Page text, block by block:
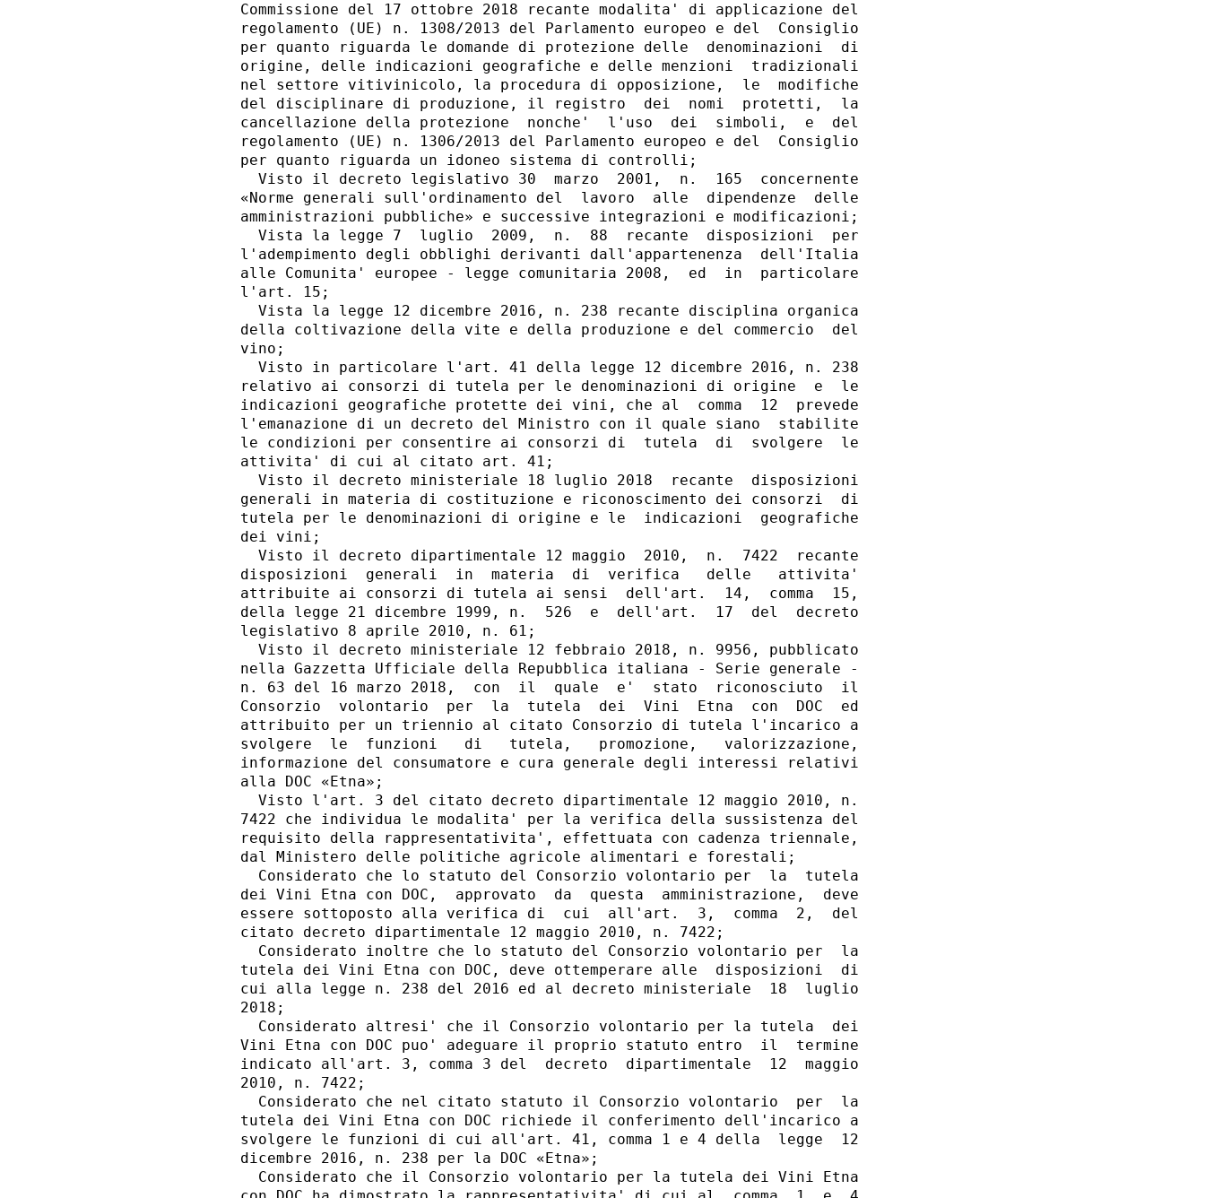
Commissione del 17 ottobre 2018 recante modalita' di applicazione del
regolamento (UE) n. 1308/2013 del Parlamento europeo e del  Consiglio
per quanto riguarda le domande di protezione delle  denominazioni  di
origine, delle indicazioni geografiche e delle menzioni  tradizionali
nel settore vitivinicolo, la procedura di opposizione,  le  modifiche
del disciplinare di produzione, il registro  dei  nomi  protetti,  la
cancellazione della protezione  nonche'  l'uso  dei  simboli,  e  del
regolamento (UE) n. 1306/2013 del Parlamento europeo e del  Consiglio
per quanto riguarda un idoneo sistema di controlli;
  Visto il decreto legislativo 30  marzo  2001,  n.  165  concernente
«Norme generali sull'ordinamento del  lavoro  alle  dipendenze  delle
amministrazioni pubbliche» e successive integrazioni e modificazioni;
  Vista la legge 7  luglio  2009,  n.  88  recante  disposizioni  per
l'adempimento degli obblighi derivanti dall'appartenenza  dell'Italia
alle Comunita' europee - legge comunitaria 2008,  ed  in  particolare
l'art. 15;
  Vista la legge 12 dicembre 2016, n. 238 recante disciplina organica
della coltivazione della vite e della produzione e del commercio  del
vino;
  Visto in particolare l'art. 41 della legge 12 dicembre 2016, n. 238
relativo ai consorzi di tutela per le denominazioni di origine  e  le
indicazioni geografiche protette dei vini, che al  comma  12  prevede
l'emanazione di un decreto del Ministro con il quale siano  stabilite
le condizioni per consentire ai consorzi di  tutela  di  svolgere  le
attivita' di cui al citato art. 41;
  Visto il decreto ministeriale 18 luglio 2018  recante  disposizioni
generali in materia di costituzione e riconoscimento dei consorzi  di
tutela per le denominazioni di origine e le  indicazioni  geografiche
dei vini;
  Visto il decreto dipartimentale 12 maggio  2010,  n.  7422  recante
disposizioni  generali  in  materia  di  verifica   delle   attivita'
attribuite ai consorzi di tutela ai sensi  dell'art.  14,  comma  15,
della legge 21 dicembre 1999, n.  526  e  dell'art.  17  del  decreto
legislativo 8 aprile 2010, n. 61;
  Visto il decreto ministeriale 12 febbraio 2018, n. 9956, pubblicato
nella Gazzetta Ufficiale della Repubblica italiana - Serie generale -
n. 63 del 16 marzo 2018,  con  il  quale  e'  stato  riconosciuto  il
Consorzio  volontario  per  la  tutela  dei  Vini  Etna  con  DOC  ed
attribuito per un triennio al citato Consorzio di tutela l'incarico a
svolgere  le  funzioni   di   tutela,   promozione,   valorizzazione,
informazione del consumatore e cura generale degli interessi relativi
alla DOC «Etna»;
  Visto l'art. 3 del citato decreto dipartimentale 12 maggio 2010, n.
7422 che individua le modalita' per la verifica della sussistenza del
requisito della rappresentativita', effettuata con cadenza triennale,
dal Ministero delle politiche agricole alimentari e forestali;
  Considerato che lo statuto del Consorzio volontario per  la  tutela
dei Vini Etna con DOC,  approvato  da  questa  amministrazione,  deve
essere sottoposto alla verifica di  cui  all'art.  3,  comma  2,  del
citato decreto dipartimentale 12 maggio 2010, n. 7422;
  Considerato inoltre che lo statuto del Consorzio volontario per  la
tutela dei Vini Etna con DOC, deve ottemperare alle  disposizioni  di
cui alla legge n. 238 del 2016 ed al decreto ministeriale  18  luglio
2018;
  Considerato altresi' che il Consorzio volontario per la tutela  dei
Vini Etna con DOC puo' adeguare il proprio statuto entro  il  termine
indicato all'art. 3, comma 3 del  decreto  dipartimentale  12  maggio
2010, n. 7422;
  Considerato che nel citato statuto il Consorzio volontario  per  la
tutela dei Vini Etna con DOC richiede il conferimento dell'incarico a
svolgere le funzioni di cui all'art. 41, comma 1 e 4 della  legge  12
dicembre 2016, n. 238 per la DOC «Etna»;
  Considerato che il Consorzio volontario per la tutela dei Vini Etna